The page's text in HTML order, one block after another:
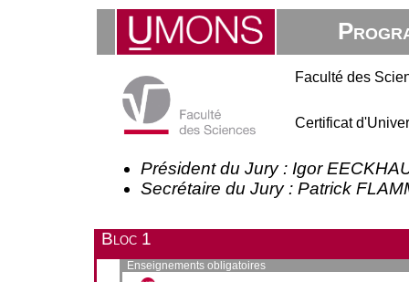
Faculté des
Certificat
Président du Jury : Igor
Secrétaire du Jury : Patrick
Bloc 1
Enseignements obligatoires